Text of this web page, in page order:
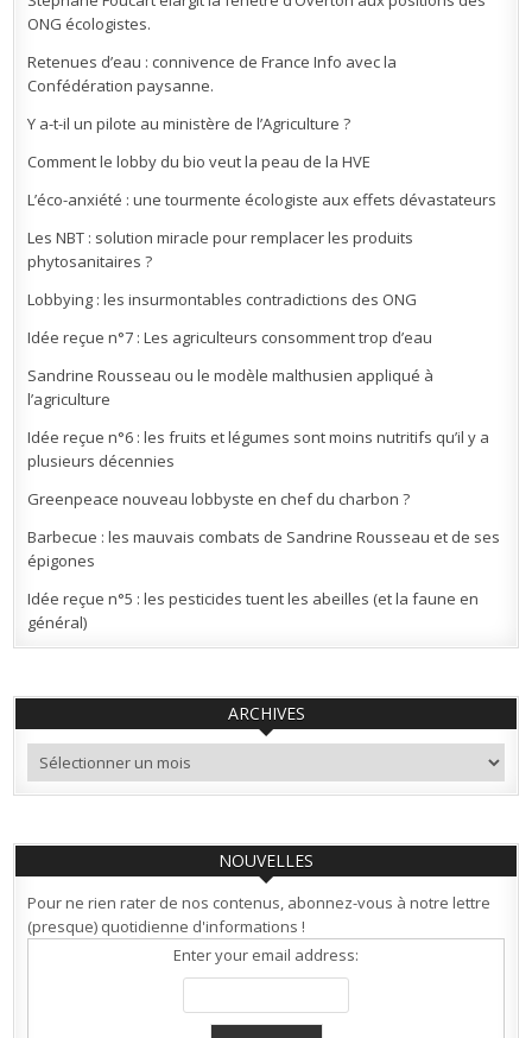
ONG écologistes.
Retenues d’eau : connivence de France Info avec la
Confédération paysanne.
Y a-t-il un pilote au ministère de l’Agriculture ?
Comment le lobby du bio veut la peau de la HVE
L’éco-anxiété : une tourmente écologiste aux effets dévastateurs
Les NBT : solution miracle pour remplacer les produits
phytosanitaires ?
Lobbying : les insurmontables contradictions des ONG
Idée reçue n°7 : Les agriculteurs consomment trop d’eau
Sandrine Rousseau ou le modèle malthusien appliqué à
l’agriculture
Idée reçue n°6 : les fruits et légumes sont moins nutritifs qu’il y a
plusieurs décennies
Greenpeace nouveau lobbyste en chef du charbon ?
Barbecue : les mauvais combats de Sandrine Rousseau et de ses
épigones
Idée reçue n°5 : les pesticides tuent les abeilles (et la faune en
général)
ARCHIVES
Archives
NOUVELLES
Pour ne rien rater de nos contenus, abonnez-vous à notre lettre
(presque) quotidienne d'informations !
Enter your email address: